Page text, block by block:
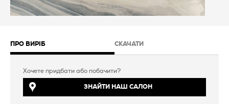
ПРО ВИРІБ СКАЧАТИ
Хочете придбати або побачити?
ЗНАЙТИ НАШ САЛОН